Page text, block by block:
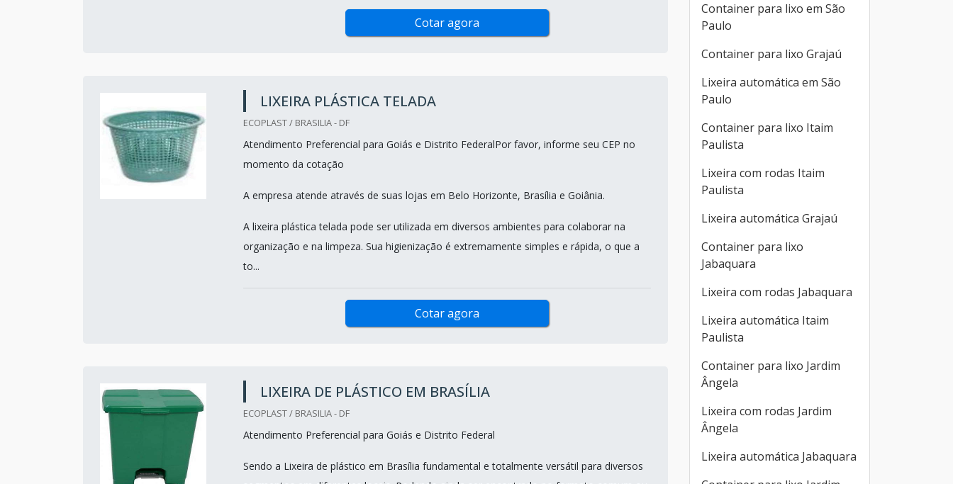
Cotar agora
LIXEIRA PLÁSTICA TELADA
ECOPLAST / BRASILIA - DF
Atendimento Preferencial para Goiás e Distrito FederalPor favor, informe seu CEP no
momento da cotação
A empresa atende através de suas lojas em Belo Horizonte, Brasília e Goiânia.
A lixeira plástica telada pode ser utilizada em diversos ambientes para colaborar na
organização e na limpeza. Sua higienização é extremamente simples e rápida, o que a
to...
Cotar agora
LIXEIRA DE PLÁSTICO EM BRASÍLIA
ECOPLAST / BRASILIA - DF
Atendimento Preferencial para Goiás e Distrito Federal
Sendo a Lixeira de plástico em Brasília fundamental e totalmente versátil para diversos
Container para lixo em São
Paulo
Container para lixo Grajaú
Lixeira automática em São
Paulo
Container para lixo Itaim
Paulista
Lixeira com rodas Itaim
Paulista
Lixeira automática Grajaú
Container para lixo
Jabaquara
Lixeira com rodas Jabaquara
Lixeira automática Itaim
Paulista
Container para lixo Jardim
Ângela
Lixeira com rodas Jardim
Ângela
Lixeira automática Jabaquara